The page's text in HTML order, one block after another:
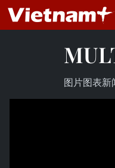
图片图表新